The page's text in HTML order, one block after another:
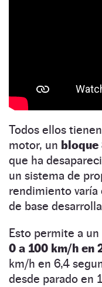
Todos ellos
motor, un bloque
que ha
un sistema de
rendimiento
de base desarrolla
Esto permite a
0 a 100 km/h en
km/h en 6,4
desde parado en